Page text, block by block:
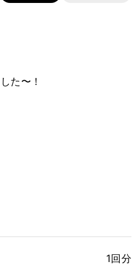
た〜！
1回分